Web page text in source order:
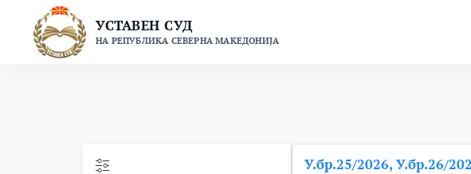
content
УСТАВЕН СУД
НА РЕПУБЛИКА СЕВЕРНА МАКЕДОНИЈА
У.бр.25/2026, У.бр.26/